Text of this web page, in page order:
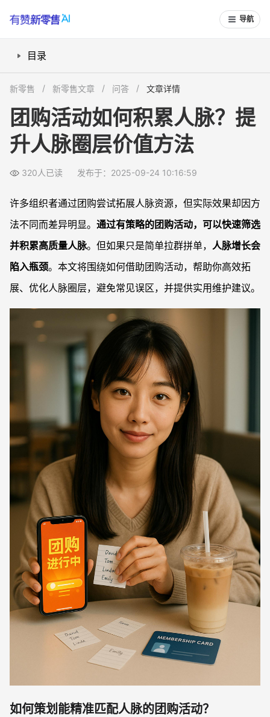
导航
目录
如何优化和维护团购积累的人脉关系？
团购助力人脉积累实际有哪些常见误区？
团购活动为什么有利于高效积累人脉？
如何避免因团购而出现人脉维护难度？
新零售 新零售文章 问答 文章详情
团购活动如何积累人脉？提
升人脉圈层价值方法
320人已读 发布于：2025-09-24 10:16:59
许多组织者通过团购尝试拓展人脉资源，但实际效果却因方
法不同而差异明显。 通过有策略的团购活动，可以快速筛选
并积累高质量人脉。但如果只是简单拉群拼单， 人脉增长会
陷入瓶颈。本文将围绕如何借助团购活动，帮助你高效拓
展、优化人脉圈层，避免常见误区，并提供实用维护建议。
如何策划能精准匹配人脉的团购活动？